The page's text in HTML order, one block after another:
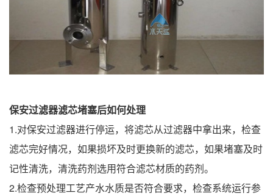
保安过滤器滤芯堵塞后如何处理
1.对保安过滤器进行停运，将滤芯从过滤器中拿出来，检查
滤芯完好情况，如果损坏及时更换新的滤芯，如果堵塞及时
记性清洗，清洗药剂选用符合滤芯材质的药剂。
2.检查预处理工艺产水水质是否符合要求，检查系统运行参